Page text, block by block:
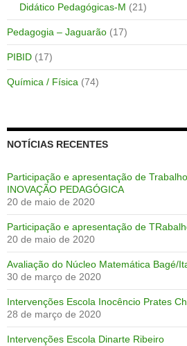
Didático Pedagógicas-M (21)
Pedagogia – Jaguarão (17)
PIBID (17)
Química / Física (74)
NOTÍCIAS RECENTES
Participação e apresentação de
INOVAÇÃO PEDAGÓGICA
20 de maio de 2020
Participação e apresentação de
20 de maio de 2020
Avaliação do Núcleo Matemática Bagé/
30 de março de 2020
Intervenções Escola Inocêncio Prates
28 de março de 2020
Intervenções Escola Dinarte Ribeiro